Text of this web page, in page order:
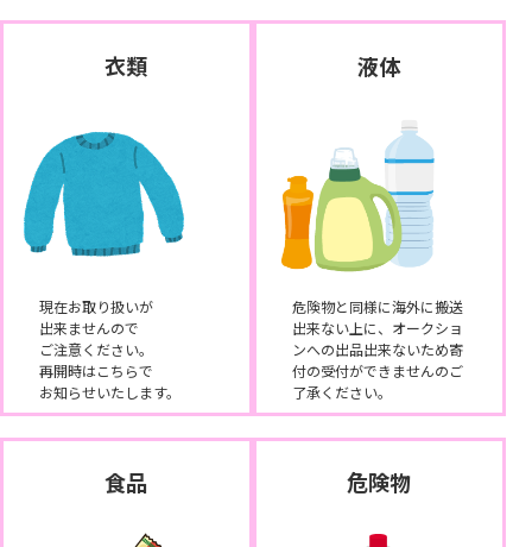
衣類
現在お取り扱いが
出来ませんので
ご注意ください。
再開時はこちらで
お知らせいたします。
液体
危険物と同様に海外に搬送
出来ない上に、オークショ
ンへの出品出来ないため寄
付の受付ができませんのご
了承ください。
食品 危険物